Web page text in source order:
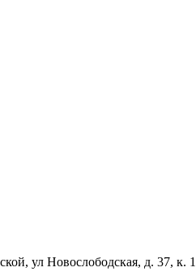
ул Новослободская, д. 37, к.